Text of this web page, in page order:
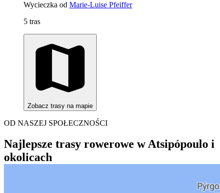
Wycieczka od Marie-Luise Pfeiffer
5 tras
Zobacz trasy na mapie
OD NASZEJ SPOŁECZNOŚCI
Najlepsze trasy rowerowe w Atsipópoulo i
okolicach